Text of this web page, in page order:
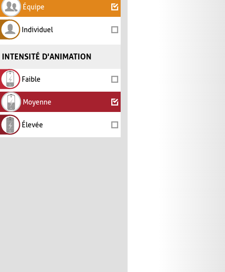
Équipe
Individuel
INTENSITÉ D'ANIMATION
Faible
Moyenne
Élevée